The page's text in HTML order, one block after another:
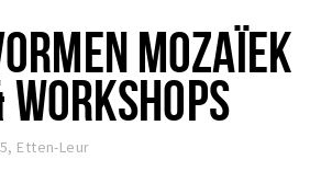
MOZAÏEK
, Etten-Leur